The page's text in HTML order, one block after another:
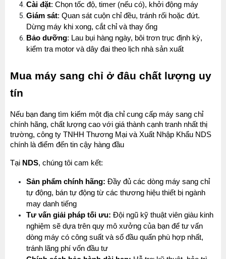
Cài đặt: Chọn tốc độ, timer (nếu có), khởi động máy
Giám sát: Quan sát cuộn chỉ đều, tránh rối hoặc đứt.
Dừng máy khi xong, cắt chỉ và thay ống
Bảo dưỡng: Lau bụi hàng ngày, bôi trơn trục định kỳ,
kiểm tra motor và dây đai theo lịch nhà sản xuất
Mua máy sang chỉ ở đâu chất lượng uy
tín
Nếu bạn đang tìm kiếm một địa chỉ cung cấp máy sang chỉ
chính hãng, chất lượng cao với giá thành cạnh tranh nhất thị
trường, công ty TNHH Thương Mại và Xuất Nhập Khẩu NDS
chính là điểm đến tin cậy hàng đầu
Tại NDS, chúng tôi cam kết:
Sản phẩm chính hãng: Đầy đủ các dòng máy sang chỉ
tự động, bán tự động từ các thương hiệu thiết bị ngành
may danh tiếng
Tư vấn giải pháp tối ưu: Đội ngũ kỹ thuật viên giàu kinh
nghiệm sẽ dựa trên quy mô xưởng của bạn để tư vấn
dòng máy có công suất và số đầu quấn phù hợp nhất,
tránh lãng phí vốn đầu tư